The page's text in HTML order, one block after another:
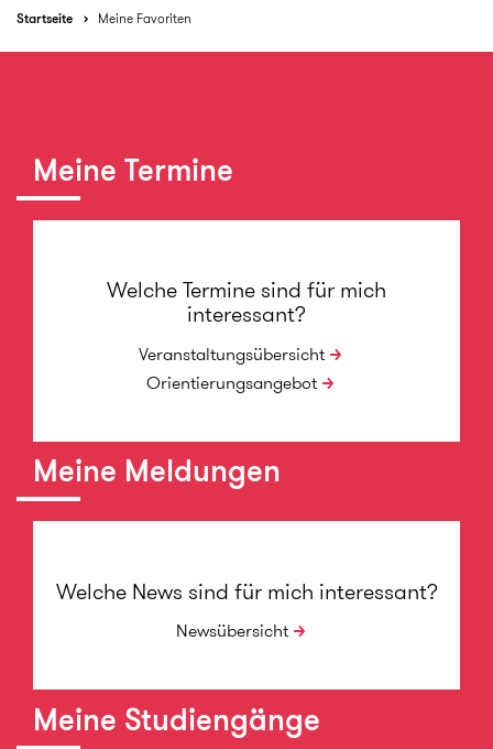
Startseite Meine Favoriten
Meine Termine
Welche Termine sind für mich
interessant?
Veranstaltungsübersicht
Orientierungsangebot
Meine Meldungen
Welche News sind für mich interessant?
Newsübersicht
Meine Studiengänge